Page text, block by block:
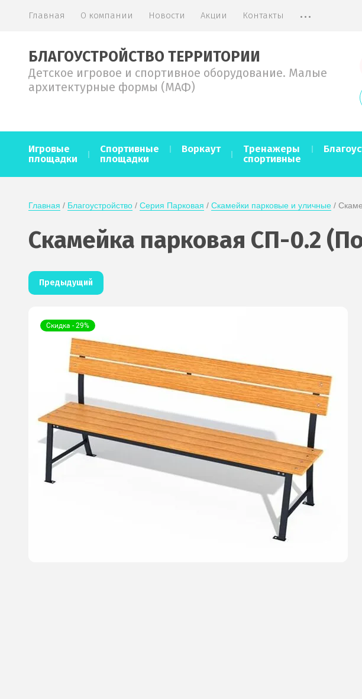
Главная О компании Новости Акции Контакты ...
БЛАГОУСТРОЙСТВО ТЕРРИТОРИИ
Детское игровое и спортивное оборудование. Малые
архитектурные формы (МАФ)
Игровые
площадки
Спортивные
площадки
Воркаут
Тренажеры
спортивные
Главная / Благоустройство / Серия Парковая / Скамейки парковые и уличные /
Скамейка парковая СП-0.2
Предыдущий
Скидка - 29%